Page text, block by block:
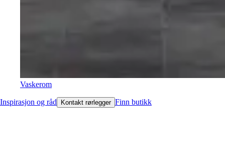
Vaskerom
Inspirasjon og råd Kontakt rørlegger Finn butikk